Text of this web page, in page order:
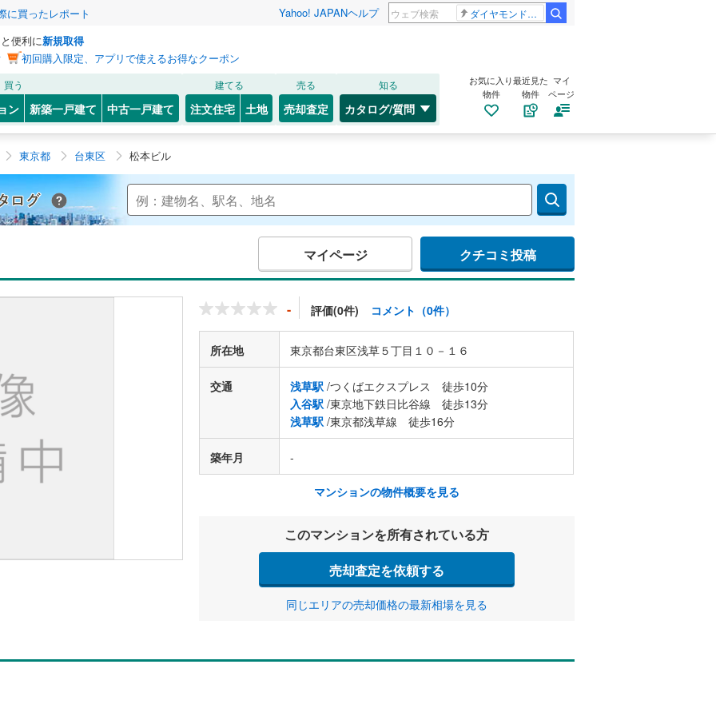
に買ったレポート Yahoo! JAPANヘルプ ダイヤモンドバックス 大谷翔平
便利に新規取得
初回購入限定、アプリで使えるお得なクーポン
買う
ン 新築一戸建て 中古一戸建て
建てる
注文住宅 土地
売る
売却査定
知る
カタログ/質問
お気に入り
物件
最近見た
物件
マイ
ページ
東京都 台東区 松本ビル
Yahoo!不動産 マンションカタログ
マイページ クチコミ投稿
- 評価(0件) コメント（0件）
所在地 東京都台東区浅草５丁目１０－１６
交通 浅草駅 /つくばエクスプレス 徒歩10分
入谷駅 /東京地下鉄日比谷線 徒歩13分
浅草駅 /東京都浅草線 徒歩16分
築年月 -
マンションの物件概要を見る
このマンションを所有されている方
売却査定を依頼する
同じエリアの売却価格の最新相場を見る